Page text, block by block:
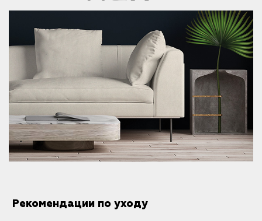
Рекомендации по уходу